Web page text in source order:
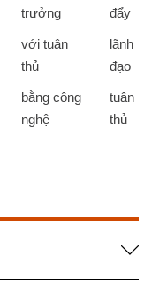
trưởng
với tuân
thủ
bằng công
nghệ
đẩy
lãnh
đạo
tuân
thủ​